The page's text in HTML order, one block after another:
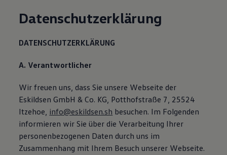
Lifestyle
Elektromobilität
Pannen- und Unfallhilfe
Datenschutzerklärung
DATENSCHUTZERKLÄRUNG
A. Verantwortlicher
Wir freuen uns, dass Sie unsere Webseite der
Eskildsen GmbH & Co. KG, Potthofstraße 7, 25524
Itzehoe, info@eskildsen.sh besuchen. Im Folgenden
informieren wir Sie über die Verarbeitung Ihrer
personenbezogenen Daten durch uns im
Zusammenhang mit Ihrem Besuch unserer Webseite.